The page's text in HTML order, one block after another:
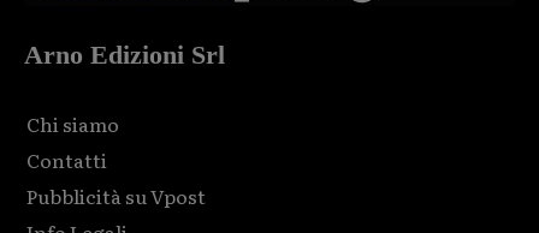
Arno Edizioni Srl
Chi siamo
Contatti
Pubblicità su Vpost